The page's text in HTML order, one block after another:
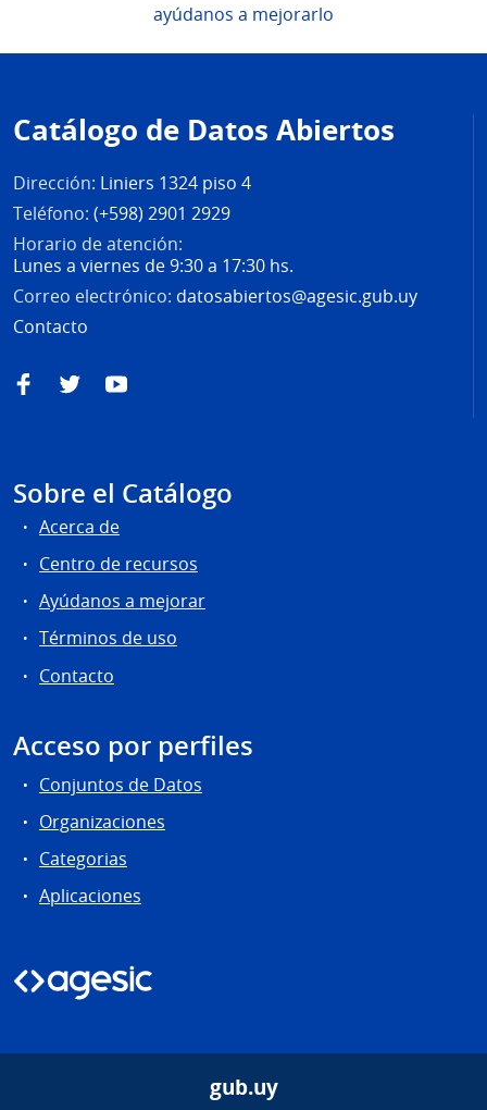
ayúdanos a mejorarlo
de
página
Catálogo de Datos Abiertos
Dirección: Liniers 1324 piso 4
Teléfono: (+598) 2901 2929
Horario de atención:
Lunes a viernes de 9:30 a 17:30 hs.
Correo electrónico: datosabiertos@agesic.gub.uy
Contacto
FacebookTwitterYouTube
Sobre el Catálogo
Acerca de
Centro de recursos
Ayúdanos a mejorar
Términos de uso
Contacto
Acceso por perfiles
Conjuntos de Datos
Organizaciones
Categorias
Aplicaciones
gub.uy